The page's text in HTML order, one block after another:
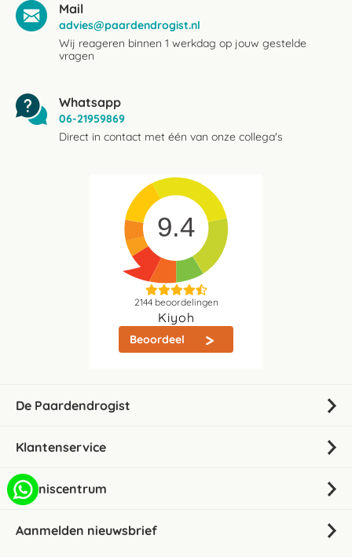
Mail
advies@paardendrogist.nl
Wij reageren binnen 1 werkdag op jouw gestelde
vragen
Whatsapp
06-21959869
Direct in contact met één van onze collega's
9.4
2144beoordelingen
Kiyoh
Beoordeel
De Paardendrogist
Klantenservice
Kenniscentrum
Aanmelden nieuwsbrief